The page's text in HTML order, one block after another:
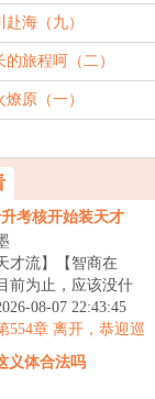
海（九）
旅程呵（二）
原（一）
考核开始装天才
才流】【智商在
前为止，应该没什
的，如果有，稍稍
那就...
08-07 22:43:45
554章 离开，恭迎巡
义体合法吗